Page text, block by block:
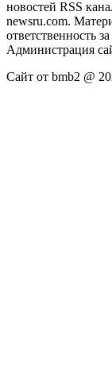
новостей RSS
newsru.com.
ответственность
Администрация
Сайт от bmb2 @